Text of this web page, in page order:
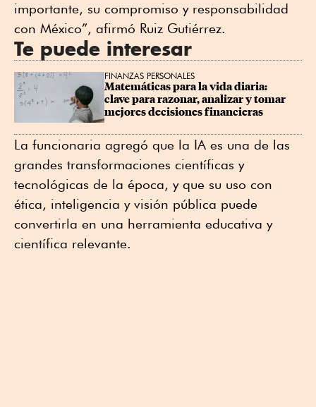
importante, su compromiso y responsabilidad
con México”, afirmó Ruiz Gutiérrez.
Te puede interesar
FINANZAS PERSONALES
Matemáticas para la vida diaria:
clave para razonar, analizar y tomar
mejores decisiones financieras
La funcionaria agregó que la IA es una de las
grandes transformaciones científicas y
tecnológicas de la época, y que su uso con
ética, inteligencia y visión pública puede
convertirla en una herramienta educativa y
científica relevante.